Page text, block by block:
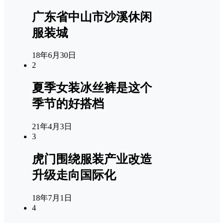
广东省中山市沙溪休闲
服装城
18年6月30日
2
夏季女装冰丝裤是这个
季节的好搭档
21年4月3日
3
虎门围绕服装产业改造
升级走向国际化
18年7月1日
4